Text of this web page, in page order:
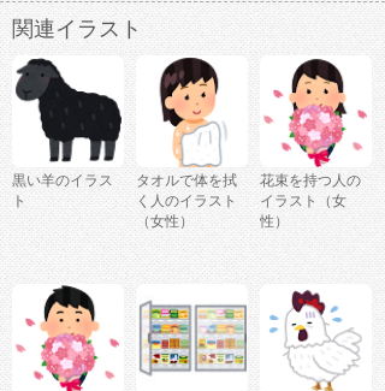
関連イラスト
黒い羊のイラス
ト
タオルで体を拭
く人のイラスト
（女性）
花束を持つ人の
イラスト（女
性）